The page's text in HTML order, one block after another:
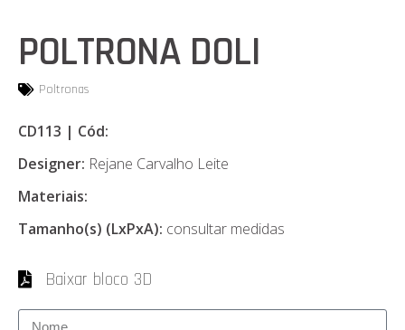
POLTRONA DOLI
Poltronas
CD113 | Cód:
Designer: Rejane Carvalho Leite
Materiais:
Tamanho(s) (LxPxA): consultar medidas
Baixar bloco 3D